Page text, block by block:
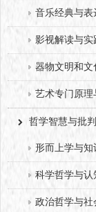
音乐经典与表
影视解读与实
器物文明和文
艺术专门原理
哲学智慧与批
形而上学与知
科学哲学与认
政治哲学与社